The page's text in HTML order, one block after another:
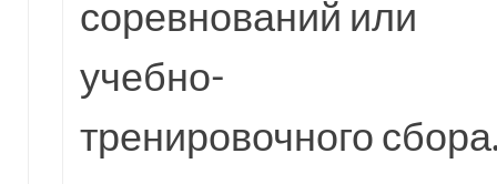
соревнований или
учебно-
тренировочного